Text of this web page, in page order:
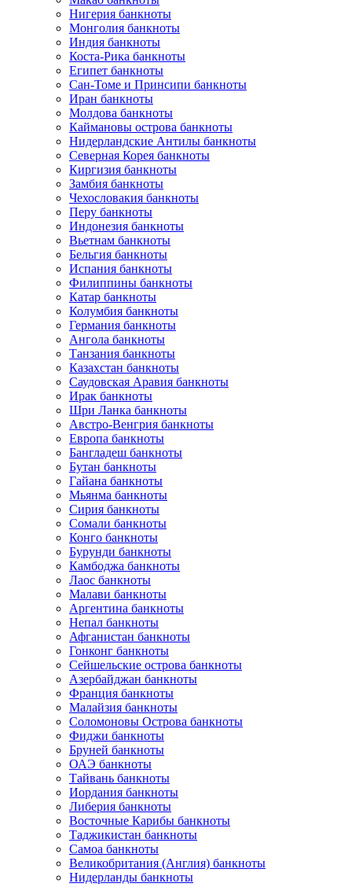
Нигерия банкноты
Монголия банкноты
Индия банкноты
Коста-Рика банкноты
Египет банкноты
Сан-Томе и Принсипи банкноты
Иран банкноты
Молдова банкноты
Каймановы острова банкноты
Нидерландские Антилы банкноты
Северная Корея банкноты
Киргизия банкноты
Замбия банкноты
Чехословакия банкноты
Перу банкноты
Индонезия банкноты
Вьетнам банкноты
Бельгия банкноты
Испания банкноты
Филиппины банкноты
Катар банкноты
Колумбия банкноты
Германия банкноты
Ангола банкноты
Танзания банкноты
Казахстан банкноты
Саудовская Аравия банкноты
Ирак банкноты
Шри Ланка банкноты
Австро-Венгрия банкноты
Европа банкноты
Бангладеш банкноты
Бутан банкноты
Гайана банкноты
Мьянма банкноты
Сирия банкноты
Сомали банкноты
Конго банкноты
Бурунди банкноты
Камбоджа банкноты
Лаос банкноты
Малави банкноты
Аргентина банкноты
Непал банкноты
Афганистан банкноты
Гонконг банкноты
Сейшельские острова банкноты
Азербайджан банкноты
Франция банкноты
Малайзия банкноты
Соломоновы Острова банкноты
Фиджи банкноты
Бруней банкноты
ОАЭ банкноты
Тайвань банкноты
Иордания банкноты
Либерия банкноты
Восточные Карибы банкноты
Таджикистан банкноты
Самоа банкноты
Великобритания (Англия) банкноты
Нидерланды банкноты